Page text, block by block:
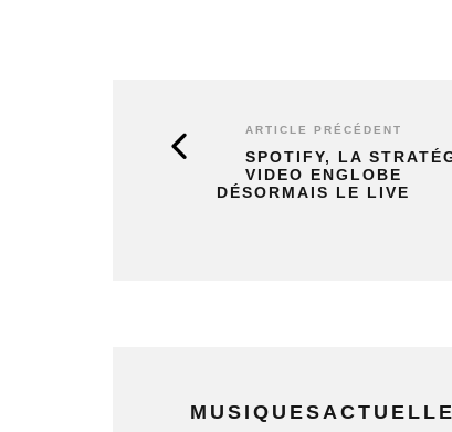
ARTICLE PRÉCÉDENT
SPOTIFY, LA
VIDEO ENGLOBE
DÉSORMAIS LE LIVE